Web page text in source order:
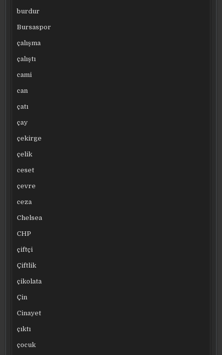
burdur
Bursaspor
çalışma
çalıştı
cami
can
çatı
çay
çekirge
çelik
ceset
çevre
ceza
Chelsea
CHP
çiftçi
Çiftlik
çikolata
Çin
Cinayet
çıktı
çocuk